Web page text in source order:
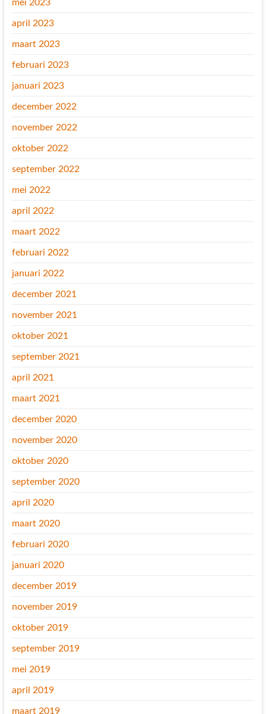
mei 2023
april 2023
maart 2023
februari 2023
januari 2023
december 2022
november 2022
oktober 2022
september 2022
mei 2022
april 2022
maart 2022
februari 2022
januari 2022
december 2021
november 2021
oktober 2021
september 2021
april 2021
maart 2021
december 2020
november 2020
oktober 2020
september 2020
april 2020
maart 2020
februari 2020
januari 2020
december 2019
november 2019
oktober 2019
september 2019
mei 2019
april 2019
maart 2019